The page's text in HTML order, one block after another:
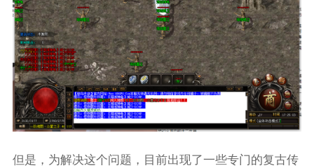
但是，为解决这个问题，目前出现了一些专门的复古传